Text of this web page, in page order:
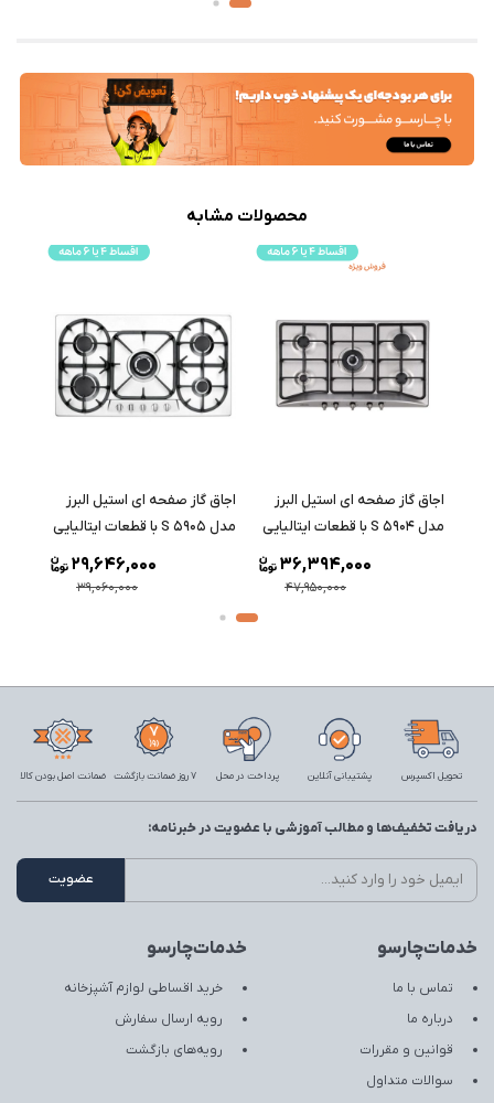
محصولات مشابه
استیل البرز
اجاق گاز صفحه ای استیل البرز
مدل S 5905 با قطعات ایتالیایی
29,646,000
اجاق گاز صفحه ای استیل البرز
مدل S 5906 با قطعات ایتالیایی
34,314,000
تحویل اکسپرس پشتیبانی آنلاین پرداخت در محل 7 روز ضمانت بازگشت ضمانت اصل بودن کالا
خدمات‌چارسو
تماس با ما
درباره ما
قوانین و مقررات
سوالات متداول
خدمات‌چارسو
خرید اقساطی لوازم آشپزخانه
رویه ارسال سفارش
رویه‌های بازگشت
دریافت تخفیف‌ها و مطالب آموزشی با عضویت در خبرنامه: